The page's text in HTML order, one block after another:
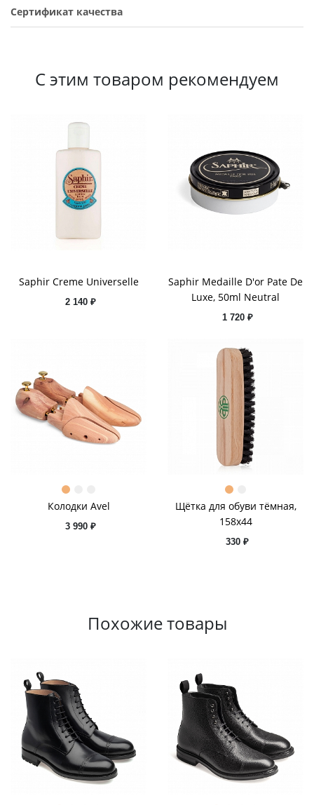
Сертификат качества
С этим товаром рекомендуем
Saphir Creme Universelle
2 140 ₽
Saphir Medaille D'or Pate De
Luxe, 50ml Neutral
1 720 ₽
Колодки Avel
3 990 ₽
Щётка для обуви тёмная,
158x44
330 ₽
Похожие товары